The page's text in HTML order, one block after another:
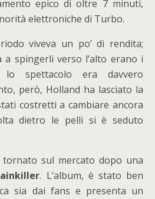
epico di oltre 7 minuti,
elettroniche di Turbo.
viveva un po’ di rendita;
a spingerli verso l’alto erano i
spettacolo era davvero
però, Holland ha lasciato la
costretti a cambiare ancora
dietro le pelli si è seduto
sul mercato dopo una
. L’album, è stato ben
sia dai fans e presenta un